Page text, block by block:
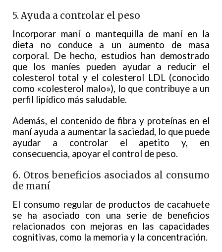
5. Ayuda a controlar el peso
Incorporar maní o mantequilla de maní en la
dieta no conduce a un aumento de masa
corporal. De hecho, estudios han demostrado
que los maníes pueden ayudar a reducir el
colesterol total y el colesterol LDL (conocido
como «colesterol malo»), lo que contribuye a un
perfil lipídico más saludable.
Además, el contenido de fibra y proteínas en el
maní ayuda a aumentar la saciedad, lo que puede
ayudar a controlar el apetito y, en
consecuencia, apoyar el control de peso.
6. Otros beneficios asociados al consumo
de maní
El consumo regular de productos de cacahuete
se ha asociado con una serie de beneficios
relacionados con mejoras en las capacidades
cognitivas, como la memoria y la concentración.